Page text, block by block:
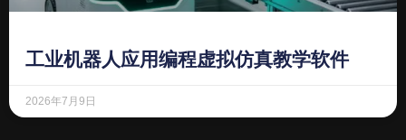
工业机器人应用编程虚拟仿真教学软件
2026年7月9日